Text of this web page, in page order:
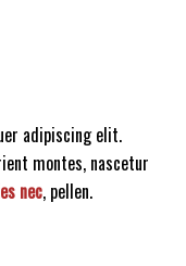
adipiscing elit.
montes, nascetur
nec, pellen.